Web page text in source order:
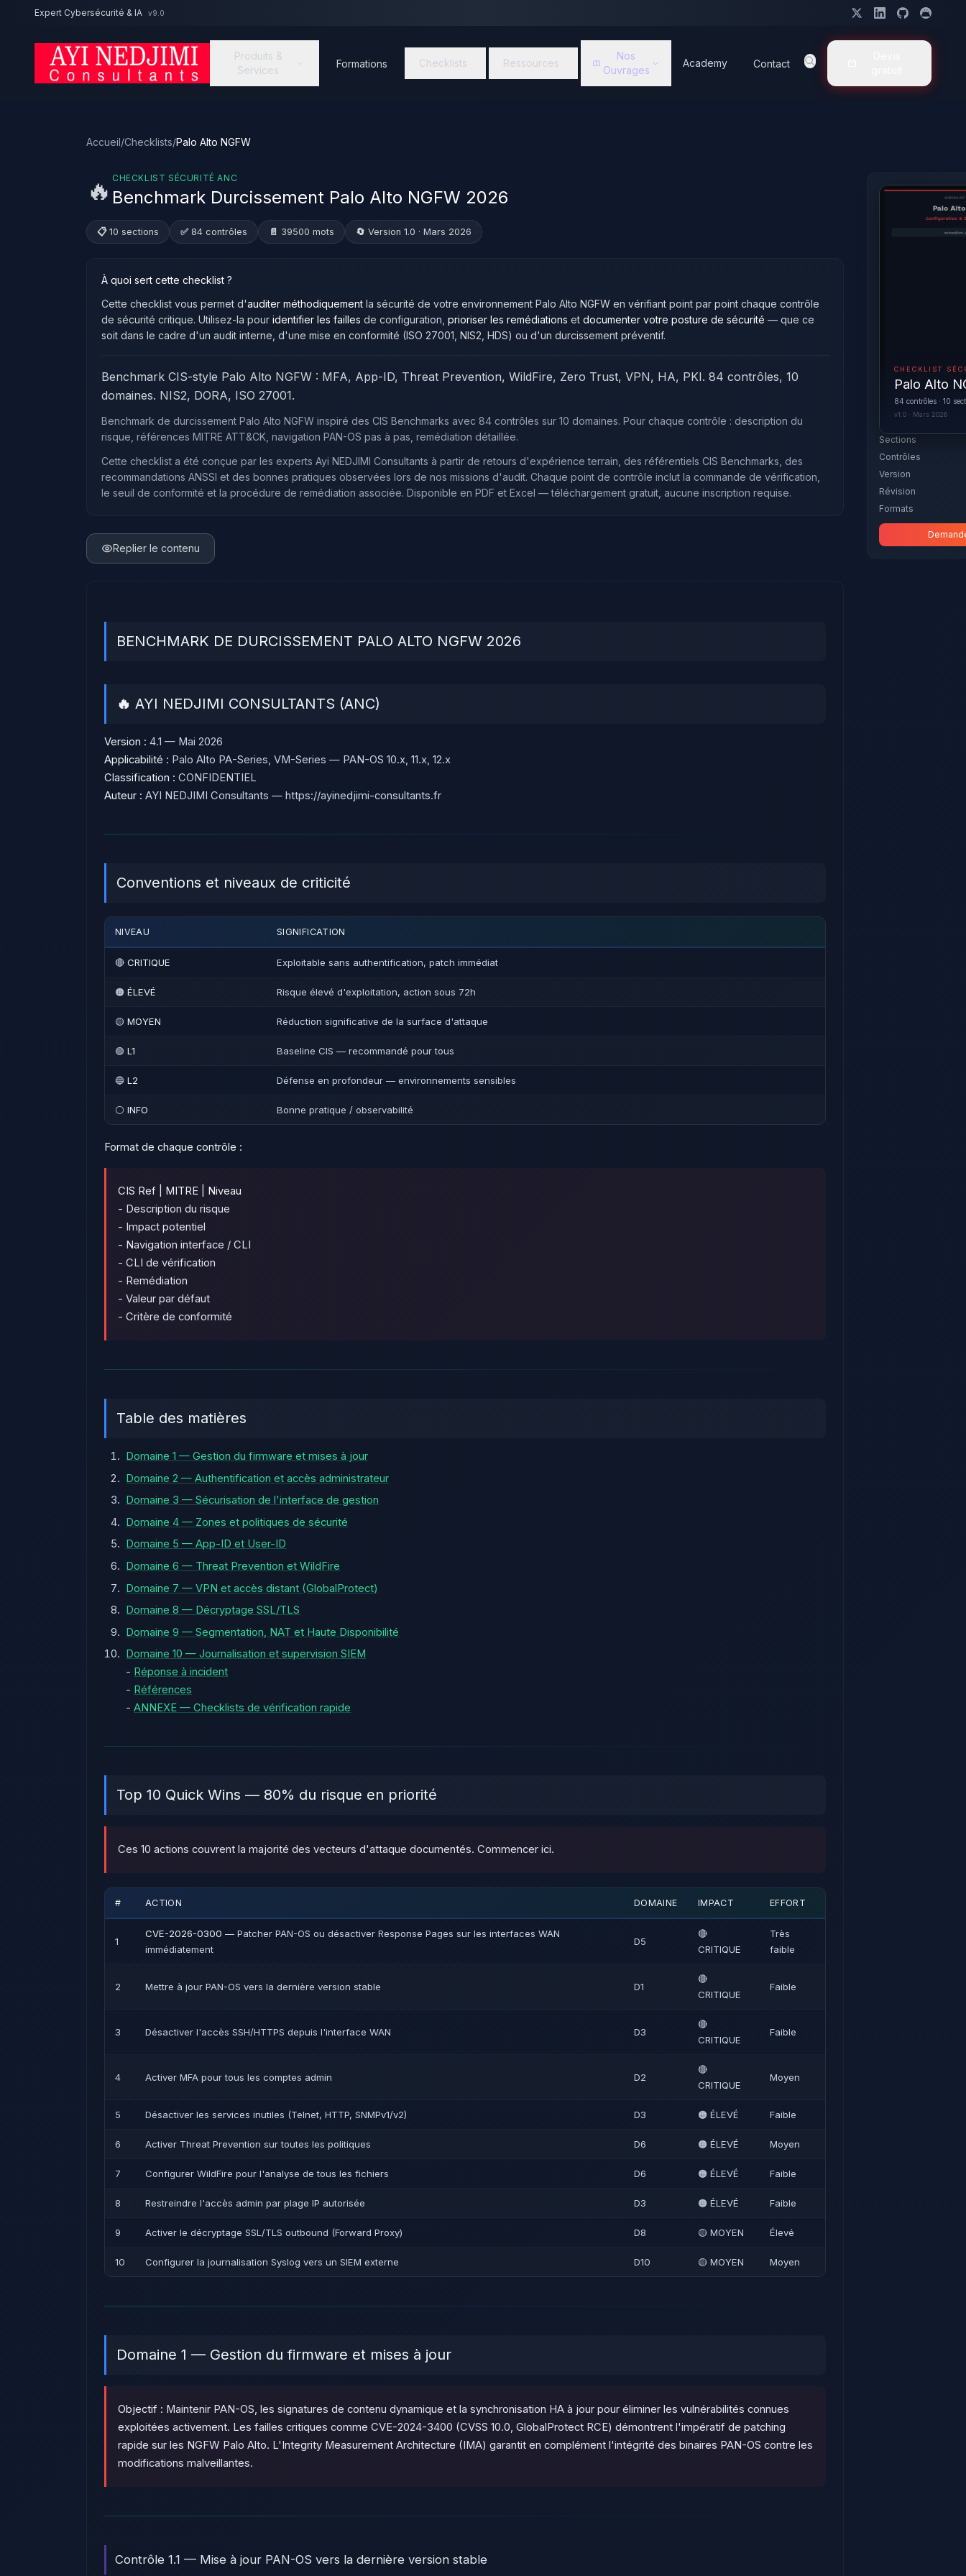
Aller au contenu principal
Expert Cybersécurité & IA v9.0
Produits &
Services
Formations Checklists Ressources
Nos
Ouvrages
Academy Contact
Accueil/Checklists/Palo Alto NGFW
🔥 CHECKLIST SÉCURITÉ ANC
Benchmark Durcissement Palo Alto NGFW 2026
📋 10 sections ✅ 84 contrôles 📄 39500 mots 🔄 Version 1.0 · Mars 2026
À quoi sert cette checklist ?
Cette checklist vous permet d'auditer méthodiquement la sécurité de votre environnement Palo Alto NGFW en vérifiant point par point chaque contrôle
de sécurité critique. Utilisez-la pour identifier les failles de configuration, prioriser les remédiations et documenter votre posture de sécurité — que ce
soit dans le cadre d'un audit interne, d'une mise en conformité (ISO 27001, NIS2, HDS) ou d'un durcissement préventif.
Benchmark CIS-style Palo Alto NGFW : MFA, App-ID, Threat Prevention, WildFire, Zero Trust, VPN, HA, PKI. 84 contrôles, 10
domaines. NIS2, DORA, ISO 27001.
Benchmark de durcissement Palo Alto NGFW inspiré des CIS Benchmarks avec 84 contrôles sur 10 domaines. Pour chaque contrôle : description du
risque, références MITRE ATT&CK, navigation PAN-OS pas à pas, remédiation détaillée.
Cette checklist a été conçue par les experts Ayi NEDJIMI Consultants à partir de retours d'expérience terrain, des référentiels CIS Benchmarks, des
recommandations ANSSI et des bonnes pratiques observées lors de nos missions d'audit. Chaque point de contrôle inclut la commande de vérification,
le seuil de conformité et la procédure de remédiation associée. Disponible en PDF et Excel — téléchargement gratuit, aucune inscription requise.
Replier le contenu
BENCHMARK DE DURCISSEMENT PALO ALTO NGFW 2026
🔥 AYI NEDJIMI CONSULTANTS (ANC)
Version : 4.1 — Mai 2026
Applicabilité : Palo Alto PA-Series, VM-Series — PAN-OS 10.x, 11.x, 12.x
Classification : CONFIDENTIEL
Auteur : AYI NEDJIMI Consultants — https://ayinedjimi-consultants.fr
Conventions et niveaux de criticité
NIVEAU SIGNIFICATION
🔴 CRITIQUE Exploitable sans authentification, patch immédiat
🟠 ÉLEVÉ Risque élevé d'exploitation, action sous 72h
🟡 MOYEN Réduction significative de la surface d'attaque
🟢 L1 Baseline CIS — recommandé pour tous
🔵 L2 Défense en profondeur — environnements sensibles
⚪ INFO Bonne pratique / observabilité
Format de chaque contrôle :
CIS Ref MITRE
Niveau
- Description du risque
- Impact potentiel
- Navigation interface / CLI
- CLI de vérification
- Remédiation
- Valeur par défaut
- Critère de conformité
Table des matières
Domaine 1 — Gestion du firmware et mises à jour
Domaine 2 — Authentification et accès administrateur
Domaine 3 — Sécurisation de l'interface de gestion
Domaine 4 — Zones et politiques de sécurité
Domaine 5 — App-ID et User-ID
Domaine 6 — Threat Prevention et WildFire
Domaine 7 — VPN et accès distant (GlobalProtect)
Domaine 8 — Décryptage SSL/TLS
Domaine 9 — Segmentation, NAT et Haute Disponibilité
Domaine 10 — Journalisation et supervision SIEM
- Réponse à incident
- Références
-ANNEXE — Checklists de vérification rapide
Top 10 Quick Wins — 80% du risque en priorité
Ces 10 actions couvrent la majorité des vecteurs d'attaque documentés. Commencer ici.
# ACTION DOMAINE IMPACT EFFORT
1
CVE-2026-0300 — Patcher PAN-OS ou désactiver Response Pages sur les interfaces WAN
immédiatement
D5
🔴
CRITIQUE
Très
faible
2 Mettre à jour PAN-OS vers la dernière version stable D1
🔴
CRITIQUE
Faible
3 Désactiver l'accès SSH/HTTPS depuis l'interface WAN D3
🔴
CRITIQUE
Faible
4 Activer MFA pour tous les comptes admin D2
🔴
CRITIQUE
Moyen
5 Désactiver les services inutiles (Telnet, HTTP, SNMPv1/v2) D3 🟠 ÉLEVÉ Faible
6 Activer Threat Prevention sur toutes les politiques D6 🟠 ÉLEVÉ Moyen
7 Configurer WildFire pour l'analyse de tous les fichiers D6 🟠 ÉLEVÉ Faible
8 Restreindre l'accès admin par plage IP autorisée D3 🟠 ÉLEVÉ Faible
9 Activer le décryptage SSL/TLS outbound (Forward Proxy) D8 🟡 MOYEN Élevé
10 Configurer la journalisation Syslog vers un SIEM externe D10 🟡 MOYEN Moyen
Domaine 1 — Gestion du firmware et mises à jour
Objectif : Maintenir PAN-OS, les signatures de contenu dynamique et la synchronisation HA à jour pour éliminer les vulnérabilités connues
exploitées activement. Les failles critiques comme CVE-2024-3400 (CVSS 10.0, GlobalProtect RCE) démontrent l'impératif de patching
rapide sur les NGFW Palo Alto. L'Integrity Measurement Architecture (IMA) garantit en complément l'intégrité des binaires PAN-OS contre les
modifications malveillantes.
Contrôle 1.1 — Mise à jour PAN-OS vers la dernière version stable
CHECKLIST
Palo Alto
84 contrôles · 10
v1.0 · Mars 2026
Sections
Contrôles
Version
Révision
Formats